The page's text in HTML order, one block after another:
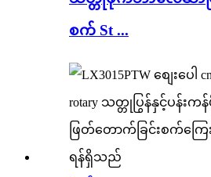
စက် St ...